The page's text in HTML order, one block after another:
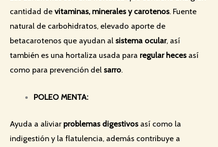
cantidad de vitaminas, minerales y carotenos. Fuente
natural de carbohidratos, elevado aporte de
betacarotenos que ayudan al sistema ocular, así
también es una hortaliza usada para regular hecesasí
como para prevención del sarro.
POLEO MENTA:
Ayuda a aliviar problemas digestivosasí como la
indigestión y la flatulencia, además contribuye a